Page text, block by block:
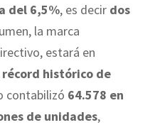
del 6,5%, es decir dos
la marca
estará en
récord histórico de
contabilizó 64.578 en
de unidades,